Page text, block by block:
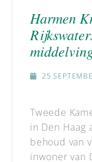
Harmen
25
Tweede
in Den Haag
behoud van
inwoner van